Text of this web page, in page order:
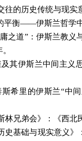
往的历史传统与现
平衡——伊斯兰哲学
之道”：伊斯兰教义
及其伊斯兰中间主义
斯希里的伊斯兰“中
林兄弟会》：《西北
史基础与现实意义